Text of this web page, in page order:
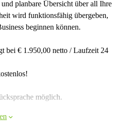
und planbare Übersicht über all Ihre
wird funktionsfähig übergeben,
beginnen können.
bei € 1.950,00 netto / Laufzeit 24
möglich.